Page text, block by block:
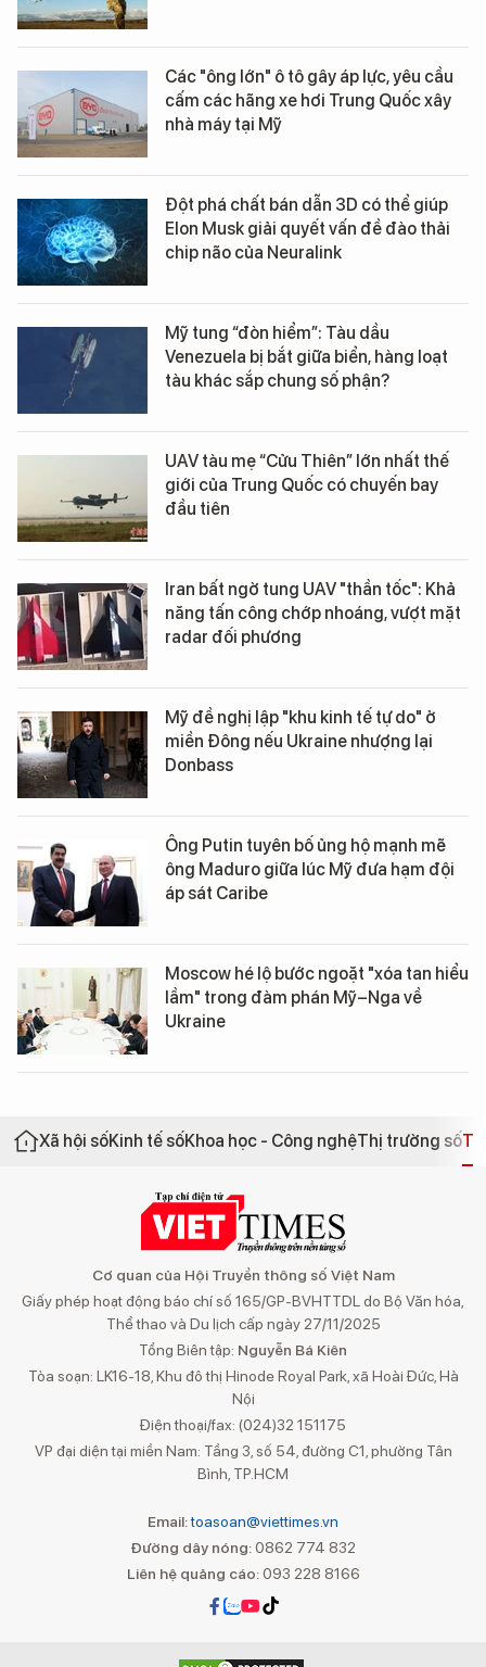
Các "ông lớn" ô tô gây áp lực, yêu cầu
cấm các hãng xe hơi Trung Quốc xây
nhà máy tại Mỹ
Đột phá chất bán dẫn 3D có thể giúp
Elon Musk giải quyết vấn đề đào thải
chip não của Neuralink
Mỹ tung “đòn hiểm”: Tàu dầu
Venezuela bị bắt giữa biển, hàng loạt
tàu khác sắp chung số phận?
UAV tàu mẹ “Cửu Thiên” lớn nhất thế
giới của Trung Quốc có chuyến bay
đầu tiên
Iran bất ngờ tung UAV "thần tốc": Khả
năng tấn công chớp nhoáng, vượt mặt
radar đối phương
Mỹ đề nghị lập "khu kinh tế tự do" ở
miền Đông nếu Ukraine nhượng lại
Donbass
Ông Putin tuyên bố ủng hộ mạnh mẽ
ông Maduro giữa lúc Mỹ đưa hạm đội
áp sát Caribe
Moscow hé lộ bước ngoặt "xóa tan hiểu
lầm" trong đàm phán Mỹ–Nga về
Ukraine
Xã hội sốKinh tế sốKhoa học - Công nghệThị trường số
Cơ quan của Hội Truyền thông số Việt Nam
Giấy phép hoạt động báo chí số 165/GP-BVHTTDL do Bộ Văn hóa,
Thể thao và Du lịch cấp ngày 27/11/2025
Tổng Biên tập: Nguyễn Bá Kiên
Tòa soạn: LK16-18, Khu đô thị Hinode Royal Park, xã Hoài Đức, Hà
Nội
Điện thoại/fax: (024)32 151175
VP đại diện tại miền Nam: Tầng 3, số 54, đường C1, phường Tân
Bình, TP.HCM
Email:toasoan@viettimes.vn
Đường dây nóng: 0862 774 832
Liên hệ quảng cáo:093 228 8166